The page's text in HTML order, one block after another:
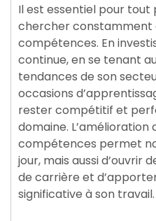
Il est essentiel pour tout
chercher constamment
compétences. En
continue, en se tenant
tendances de son
occasions
rester compétitif et
domaine. L’amélioration
compétences permet
jour, mais aussi d’ouvrir
de carrière et
significative à son travail.